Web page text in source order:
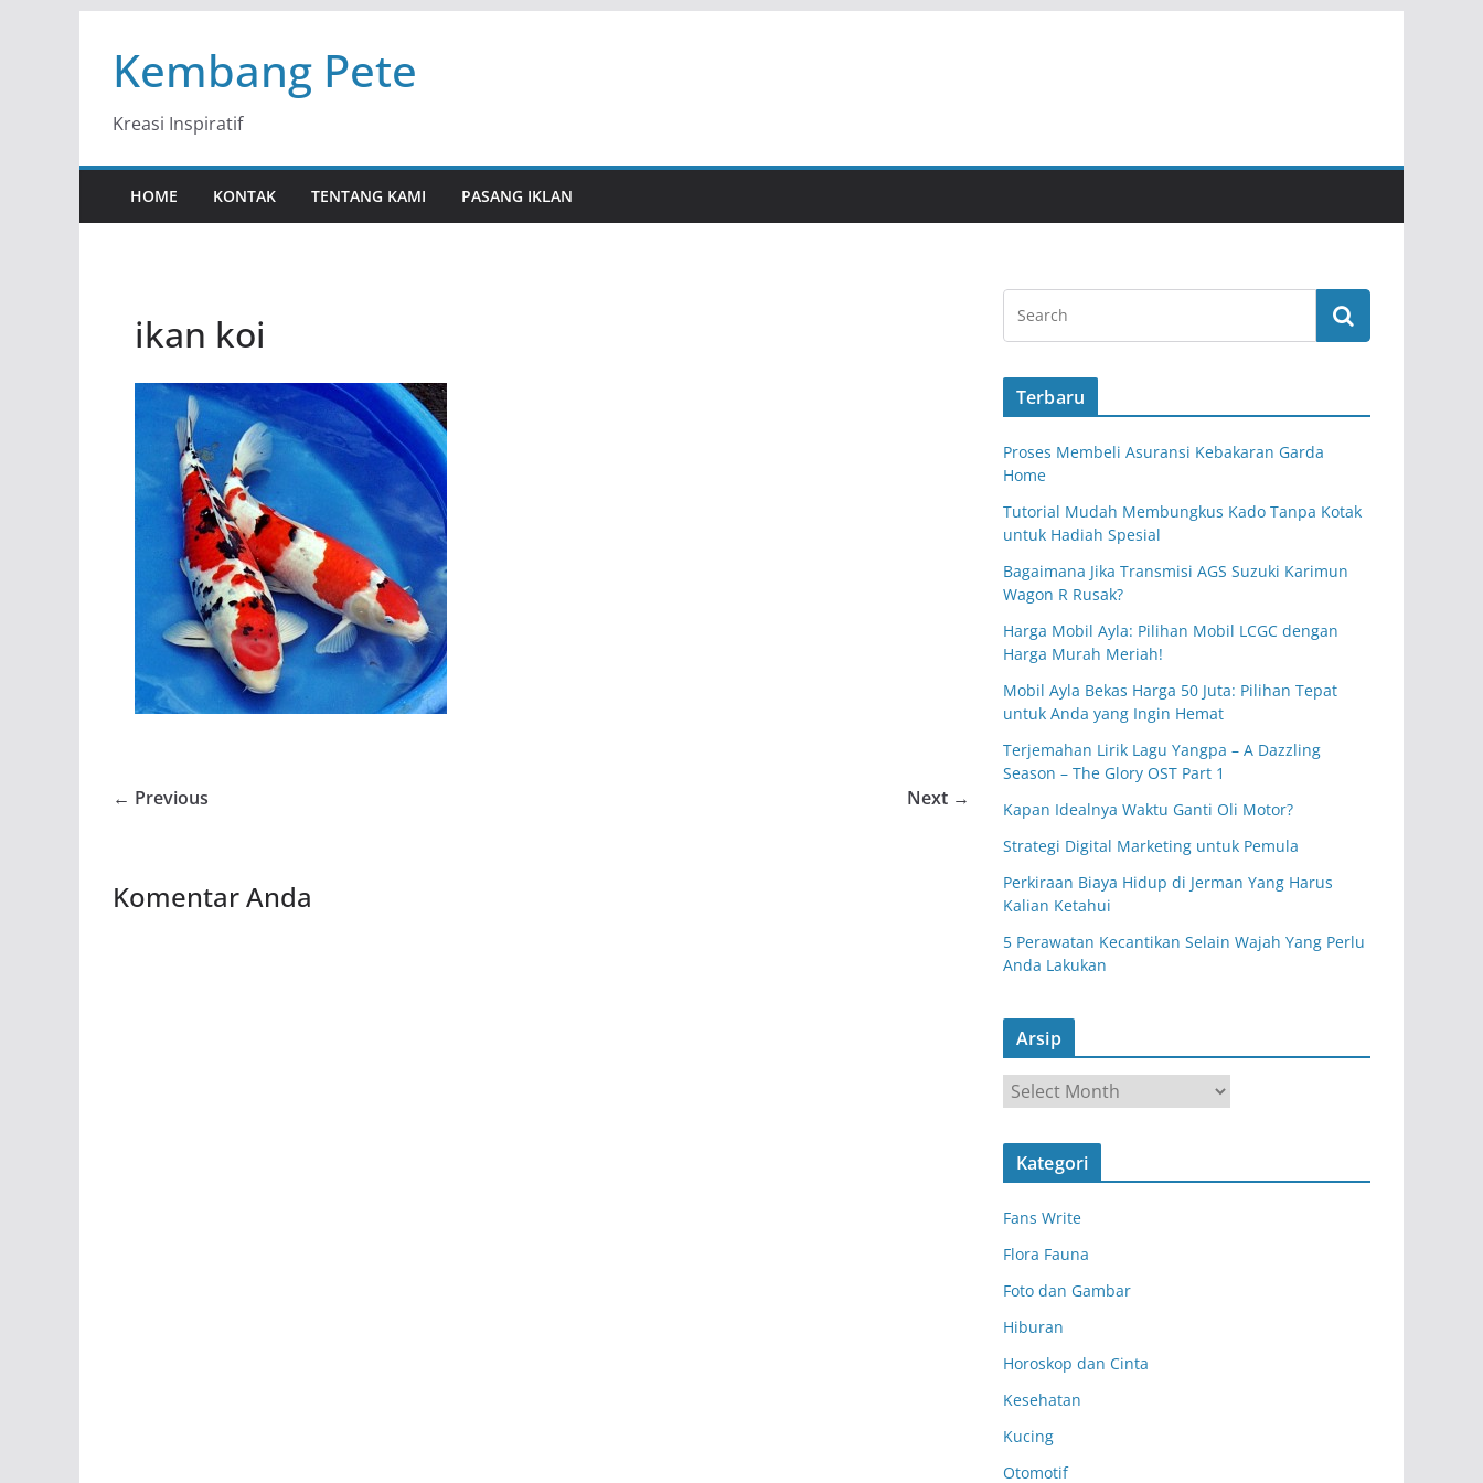
contentKembang Pete
Kreasi Inspiratif
HOME KONTAK TENTANG KAMI PASANG IKLAN
ikan koi
← Previous Next →
Komentar Anda
Terbaru
Proses Membeli Asuransi Kebakaran Garda
Home
Tutorial Mudah Membungkus Kado Tanpa Kotak
untuk Hadiah Spesial
Bagaimana Jika Transmisi AGS Suzuki Karimun
Wagon R Rusak?
Harga Mobil Ayla: Pilihan Mobil LCGC dengan
Harga Murah Meriah!
Mobil Ayla Bekas Harga 50 Juta: Pilihan Tepat
untuk Anda yang Ingin Hemat
Terjemahan Lirik Lagu Yangpa – A Dazzling
Season – The Glory OST Part 1
Kapan Idealnya Waktu Ganti Oli Motor?
Strategi Digital Marketing untuk Pemula
Perkiraan Biaya Hidup di Jerman Yang Harus
Kalian Ketahui
5 Perawatan Kecantikan Selain Wajah Yang Perlu
Anda Lakukan
Arsip
r
s
Kategori
Fans Write
Flora Fauna
Foto dan Gambar
Hiburan
Horoskop dan Cinta
Kesehatan
Kucing
Otomotif